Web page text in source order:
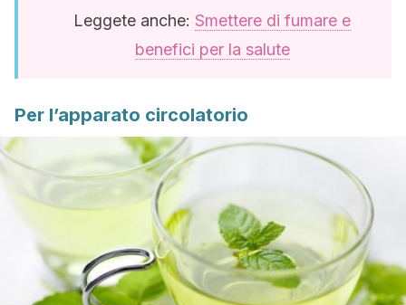
Leggete anche: Smettere di fumare e
benefici per la salute
Per l’apparato circolatorio